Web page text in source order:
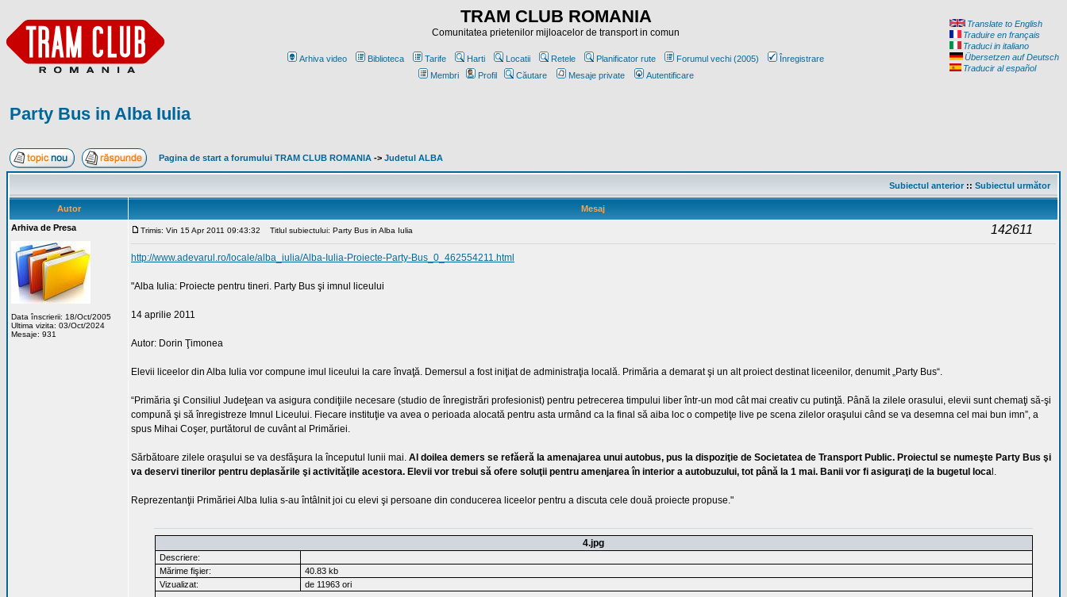
TRAM CLUB ROMANIA
Comunitatea prietenilor mijloacelor de transport in comun
Arhiva video Biblioteca Tarife Harti Locatii Retele Planificator rute Forumul vechi (2005)
Înregistrare
Membri
Profil Căutare Mesaje private Autentificare
Translate to English
Traduire en français
Traduci in italiano
Übersetzen auf Deutsch
Traducir al español
Party Bus in Alba Iulia
Pagina de start a forumului TRAM CLUB ROMANIA -> Judetul ALBA
Subiectul anterior:: Subiectul următor
Autor
Mesaj
Arhiva de Presa
Data înscrierii: 18/Oct/2005
Ultima vizita: 03/Oct/2024
Mesaje: 931
Trimis: Vin 15 Apr 2011 09:43:32 Titlul subiectului: Party Bus in Alba Iulia 142611
http://www.adevarul.ro/locale/alba_iulia/Alba-Iulia-Proiecte-Party-Bus_0_462554211.html
"Alba Iulia: Proiecte pentru tineri. Party Bus şi imnul liceului
14 aprilie 2011
Autor: Dorin Ţimonea
Elevii liceelor din Alba Iulia vor compune imul liceului la care învaţă. Demersul a fost iniţiat de administraţia locală. Primăria a demarat şi un alt proiect destinat liceenilor, denumit „Party Bus“.
“Primăria şi Consiliul Judeţean va asigura condiţiile necesare (studio de înregistrări profesionist) pentru petrecerea timpului liber într-un mod cât mai creativ cu putinţă. Până la zilele orasului, elevii sunt chemaţi să-şi
compună şi să înregistreze Imnul Liceului. Fiecare instituţie va avea o perioada alocată pentru asta urmând ca la final să aiba loc o competiţe live pe scena zilelor oraşului când se va desemna cel mai bun imn”, a
spus Mihai Coşer, purtătorul de cuvânt al Primăriei.
Sărbătoare zilele oraşului se va desfăşura la începutul lunii mai. Al doilea demers se refăeră la amenajarea unui autobus, pus la dispoziţie de Societatea de Transport Public. Proiectul se numeşte Party Bus şi
va deservi tinerilor pentru deplasările şi activităţile acestora. Elevii vor trebui să ofere soluţii pentru amenjarea în interior a autobuzului, tot până la 1 mai. Banii vor fi asiguraţi de la bugetul loca l.
Reprezentanţii Primăriei Alba Iulia s-au întâlnit joi cu elevi şi persoane din conducerea liceelor pentru a discuta cele două proiecte propuse."
4.jpg
Descriere:
Mărime fişier:
40.83 kb
Vizualizat:
de 11963 ori